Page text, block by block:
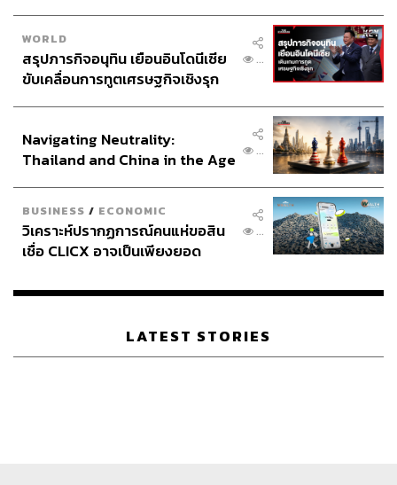
ขณะเดียวกัน กนอ. ยังคงเดินหน้าดูแลผลกระทบต่อชุมชน
ประมงในพื้นที่ โดยได้จ่ายเงินเยียวยารอบแรกให้แก่ผู้ได้รับ
เติม จึงมีการตั้งคณะทำงานร่วมระหว่างจังหวัด หน่วยงานที่
WORLD
สรุปภารกิจอนุทิน เยือนอินโดนีเซีย
ขับเคลื่อนการทูตเศรษฐกิจเชิงรุก
...
Navigating Neutrality:
Thailand and China in the Age
...
BUSINESS / ECONOMIC
วิเคราะห์ปรากฏการณ์คนแห่ขอสิน
เชื่อ CLICX อาจเป็นเพียงยอด
เรือนไทยที่ถูกซุกไว้
...
LATEST STORIES